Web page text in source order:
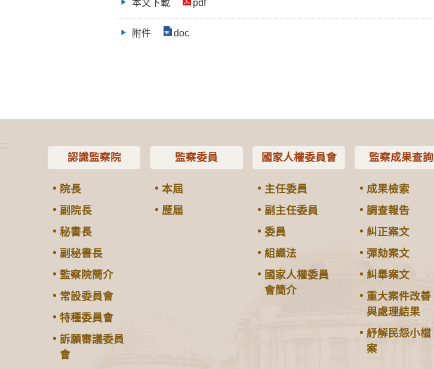
本文下載 pdf
附件 doc
:::
認識監察院
院長
副院長
秘書長
副秘書長
監察院簡介
常設委員會
特種委員會
訴願審議委員
會
監察委員
本屆
歷屆
國家人權委員會
主任委員
副主任委員
委員
組織法
國家人權委員
會簡介
監察成果查詢
成果檢索
調查報告
糾正案文
彈劾案文
糾舉案文
重大案件改善
與處理結果
紓解民怨小檔
案